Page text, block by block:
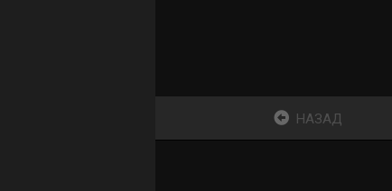
НАЗАД